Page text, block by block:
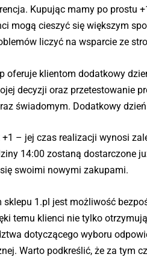
Kupując mamy po prostu
mogą cieszyć się większym
liczyć na wsparcie ze
oferuje klientom dodatkowy
decyzji oraz przetestowanie
świadomym. Dodatkowy
+1 – jej czas realizacji wynosi
14:00 zostaną dostarczone
swoimi nowymi zakupami.
sklepu 1.pl jest możliwość
temu klienci nie tylko
dotyczącego wyboru
Warto podkreślić, że za tym